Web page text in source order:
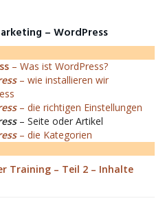
– WordPress
– Was ist WordPress?
– wie installieren wir
– die richtigen Einstellungen
– Seite oder Artikel
– die Kategorien
Training – Teil 2 – Inhalte